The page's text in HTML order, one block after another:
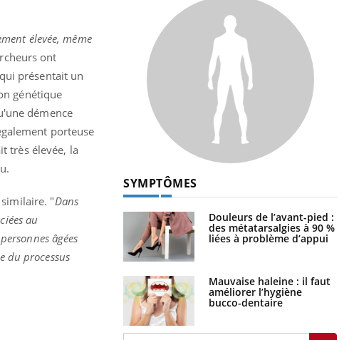
élevée, même
ont
présentait un
génétique
démence
porteuse
très élevée, la
"Dans
au
âgées
du processus
SYMPTÔMES
Douleurs de l’avant-pied :
des métatarsalgies à 90 %
liées à problème d’appui
Mauvaise haleine : il faut
améliorer l’hygiène
bucco-dentaire